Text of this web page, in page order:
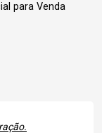
para Venda